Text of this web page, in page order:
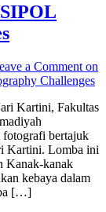
a Comment on
Challenges
Kartini, Fakultas
fotografi bertajuk
Kartini. Lomba ini
Kanak-kanak
kebaya dalam
[…]